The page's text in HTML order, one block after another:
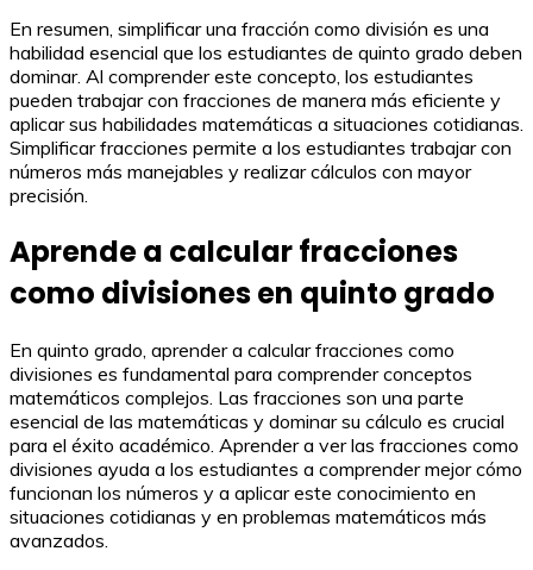
En resumen, simplificar una fracción como división es una
habilidad esencial que los estudiantes de quinto grado deben
dominar. Al comprender este concepto, los estudiantes
pueden trabajar con fracciones de manera más eficiente y
aplicar sus habilidades matemáticas a situaciones cotidianas.
Simplificar fracciones permite a los estudiantes trabajar con
números más manejables y realizar cálculos con mayor
precisión.
Aprende a calcular fracciones
como divisiones en quinto grado
En quinto grado, aprender a calcular fracciones como
divisiones es fundamental para comprender conceptos
matemáticos complejos. Las fracciones son una parte
esencial de las matemáticas y dominar su cálculo es crucial
para el éxito académico. Aprender a ver las fracciones como
divisiones ayuda a los estudiantes a comprender mejor cómo
funcionan los números y a aplicar este conocimiento en
situaciones cotidianas y en problemas matemáticos más
avanzados.